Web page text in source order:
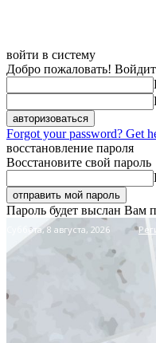
войти в систему
Добро пожаловать!
Forgot your password? Get
восстановление пароля
Восстановите свой пароль
Пароль будет выслан Вам
Суббота, 8 августа, 2026